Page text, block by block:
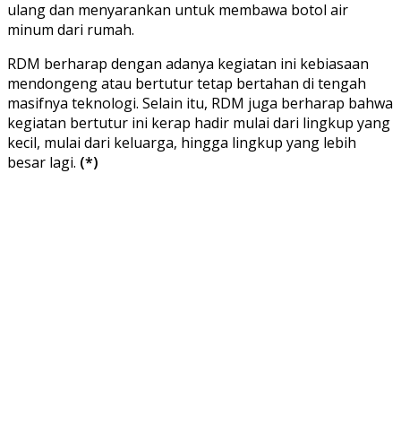
ulang dan menyarankan untuk membawa botol air
minum dari rumah.
RDM berharap dengan adanya kegiatan ini kebiasaan
mendongeng atau bertutur tetap bertahan di tengah
masifnya teknologi. Selain itu, RDM juga berharap bahwa
kegiatan bertutur ini kerap hadir mulai dari lingkup yang
kecil, mulai dari keluarga, hingga lingkup yang lebih
besar lagi. (*)